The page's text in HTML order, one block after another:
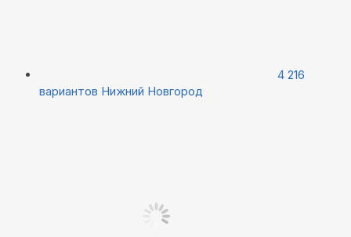
4 216
вариантов Нижний Новгород